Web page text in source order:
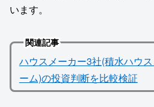
います。
関連記事
ハウスメーカー3社(積水ハウ
ーム)の投資判断を比較検証